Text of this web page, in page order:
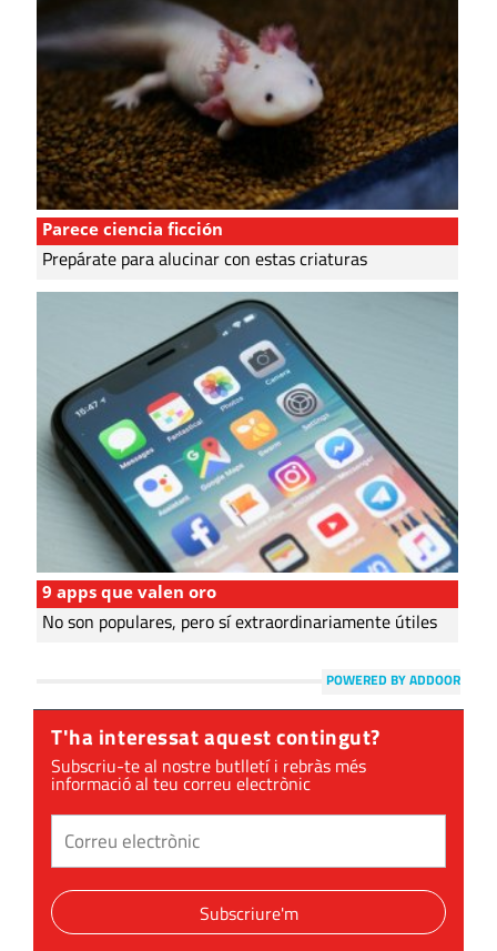
Parece ciencia ficción
Prepárate para alucinar con estas criaturas
9 apps que valen oro
No son populares, pero sí extraordinariamente útiles
POWERED BY ADDOOR
T'ha interessat aquest contingut?
Subscriu-te al nostre butlletí i rebràs més
informació al teu correu electrònic
Subscriure'm